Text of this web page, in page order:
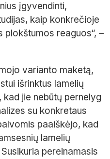
įgyvendinti,
kaip konkrečioje
reaguos“, –
varianto maketą,
išrinktus lamelių
jie nebūtų pernelyg
su konkretaus
paaiškėjo, kad
lamelių
pereinamasis